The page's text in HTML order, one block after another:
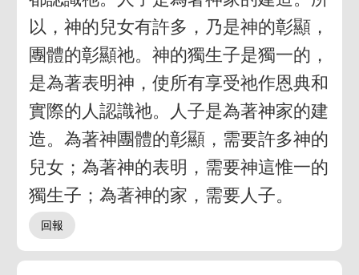
以，神的兒女有許多，乃是神的彰顯，
團體的彰顯祂。神的獨生子是獨一的，
是為著表明神，使所有享受祂作恩典和
實際的人認識祂。人子是為著神家的建
造。為著神團體的彰顯，需要許多神的
兒女；為著神的表明，需要神這惟一的
獨生子；為著神的家，需要人子。